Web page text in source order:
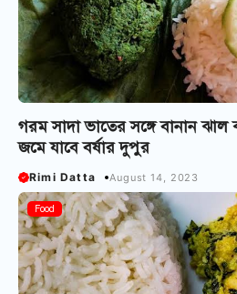
গরম সাদা ভাতের সঙ্গে বানান
জমে যাবে বর্ষার দুপুর
Rimi Datta August 14, 2023
Food